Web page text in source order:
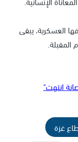
العسكرية، يبقى
المقبلة.
انتهت"
غزة